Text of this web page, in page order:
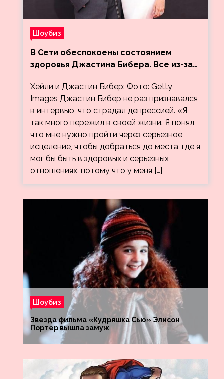
Шоубиз
В Сети обеспокоены состоянием
здоровья Джастина Бибера. Все из-за
Хейли
Хейли и Джастин Бибер: Фото: Getty
Images Джастин Бибер не раз признавался
в интервью, что страдал депрессией. «Я
так много пережил в своей жизни. Я понял,
что мне нужно пройти через серьезное
исцеление, чтобы добраться до места, где я
мог бы быть в здоровых и серьезных
отношениях, потому что у меня […]
Шоубиз
Звезда фильма «Кудряшка Сью» Элисон
Портер вышла замуж